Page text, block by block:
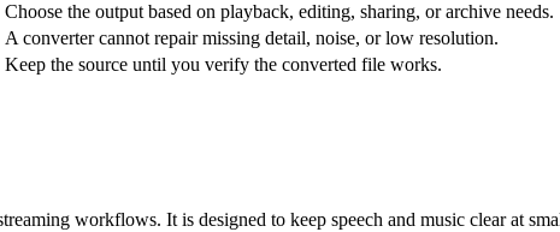
Choose the output based on playback, editing, sharing, or archive needs.
A converter cannot repair missing detail, noise, or low resolution.
Keep the source until you verify the converted file works.
workflows. It is designed to keep speech and music clear at